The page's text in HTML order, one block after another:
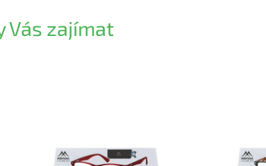
Vás zajímat